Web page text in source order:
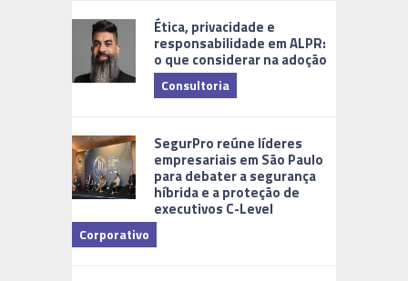
Ética, privacidade e
responsabilidade em ALPR:
o que considerar na adoção
Consultoria
SegurPro reúne líderes
empresariais em São Paulo
para debater a segurança
híbrida e a proteção de
executivos C-Level
Corporativo